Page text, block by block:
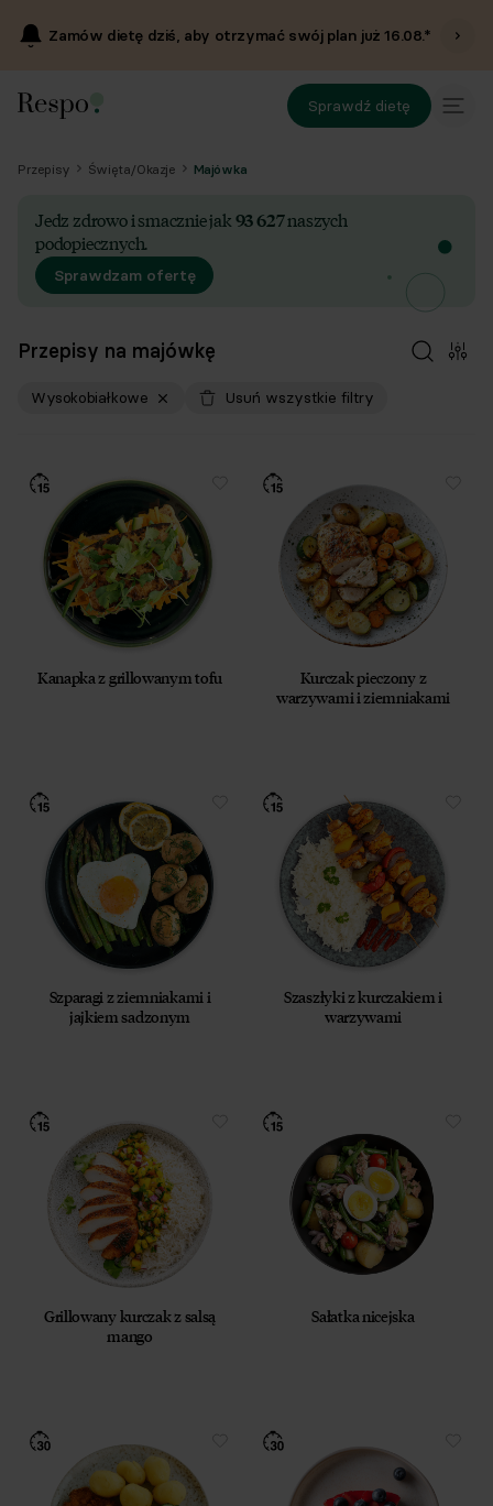
Zamów dietę dziś, aby otrzymać swój plan już16.08.*
Sprawdź dietę
Przepisy Święta/Okazje Majówka
Jedz zdrowo i smacznie jak93 627naszych
podopiecznych.
Sprawdzam ofertę
Przepisy na majówkę
Wysokobiałkowe Usuń wszystkie filtry
Kanapka z grillowanym tofu
Kurczak pieczony z
warzywami i ziemniakami
Szparagi z ziemniakami i
jajkiem sadzonym
Szaszłyki z kurczakiem i
warzywami
Grillowany kurczak z salsą
mango
Sałatka nicejska